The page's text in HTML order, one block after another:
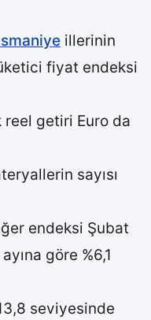
illerinin
fiyat endeksi
reel getiri Euro da
sayısı
endeksi Şubat
göre %6,1
seviyesinde